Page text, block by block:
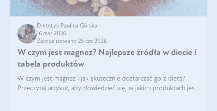
Dietetyk Paulina Górska
16 mar 2026
Zaktualizowano 25 cze 2026
W czym jest magnez? Najlepsze źródła w diecie i
tabela produktów
W czym jest magnez i jak skutecznie dostarczać go z dietą?
Przeczytaj artykuł, aby dowiedzieć się, w jakich produktach jest